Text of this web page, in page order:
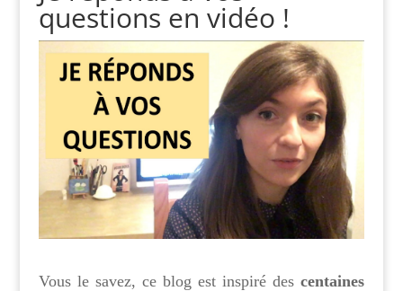
questions en vidéo !
Vous le savez, ce blog est inspiré descentaines